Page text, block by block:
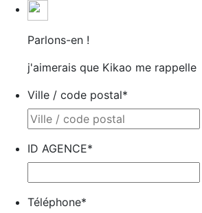
Parlons-en !
j'aimerais que Kikao me rappelle
Ville / code postal*
ID AGENCE*
Téléphone*